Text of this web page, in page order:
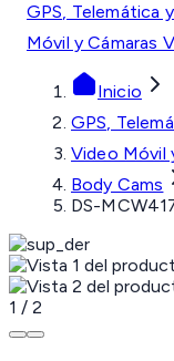
GPS, Telemática
Móvil y Cámaras
Inicio
GPS,
Video Móvil
Body Cams
DS-
1 / 2